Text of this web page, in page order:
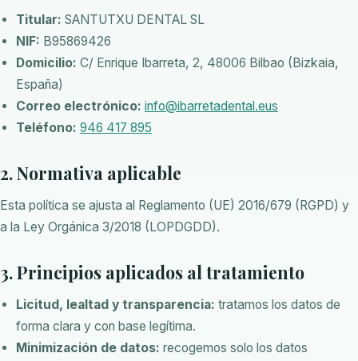
Titular: SANTUTXU DENTAL SL
NIF: B95869426
Domicilio: C/ Enrique Ibarreta, 2, 48006 Bilbao (Bizkaia,
España)
Correo electrónico: info@ibarretadental.eus
Teléfono: 946 417 895
2. Normativa aplicable
Esta política se ajusta al Reglamento (UE) 2016/679 (RGPD) y
a la Ley Orgánica 3/2018 (LOPDGDD).
3. Principios aplicados al tratamiento
Licitud, lealtad y transparencia: tratamos los datos de
forma clara y con base legítima.
Minimización de datos: recogemos solo los datos